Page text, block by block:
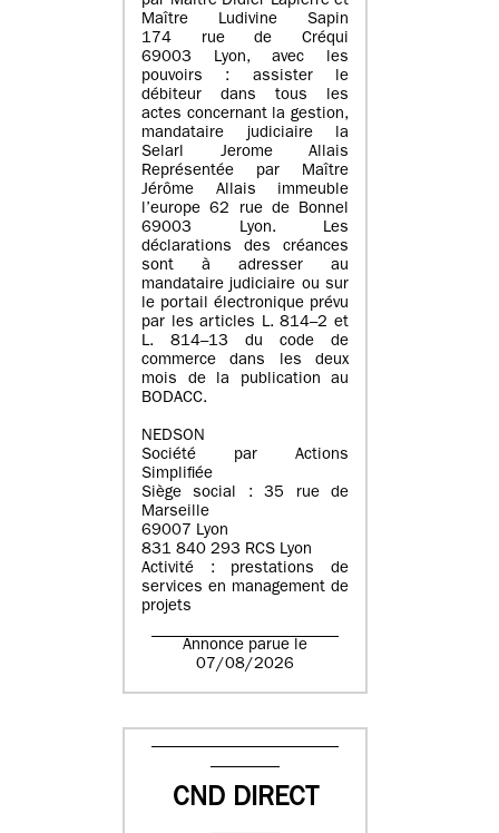
Maître Ludivine Sapin
174 rue de Créqui
69003 Lyon, avec les
pouvoirs : assister le
débiteur dans tous les
actes concernant la gestion,
mandataire judiciaire la
Selarl Jerome Allais
Représentée par Maître
Jérôme Allais immeuble
l’europe 62 rue de Bonnel
69003 Lyon. Les
déclarations des créances
sont à adresser au
mandataire judiciaire ou sur
le portail électronique prévu
par les articles L. 814–2 et
L. 814–13 du code de
commerce dans les deux
mois de la publication au
BODACC.
NEDSON
Société par Actions
Simplifiée
Siège social : 35 rue de
Marseille
69007 Lyon
831 840 293 RCS Lyon
Activité : prestations de
services en management de
projets
Annonce parue le
07/08/2026
CND DIRECT